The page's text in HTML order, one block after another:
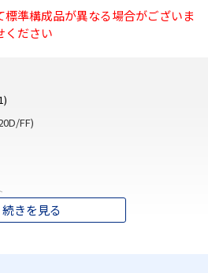
標準構成品が異なる場合がございま
ください
FF)
続きを見る